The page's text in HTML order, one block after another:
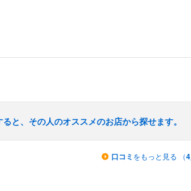
と、その人のオススメのお店から探せます。
口コミ をもっと見る （4